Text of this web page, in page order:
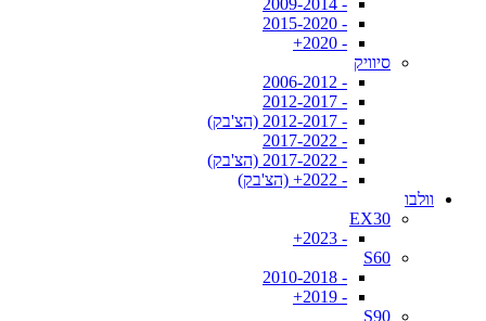
- 2009-2014
- 2015-2020
- 2020+
סיוויק
- 2006-2012
- 2012-2017
- 2012-2017 (הצ'בק)
- 2017-2022
- 2017-2022 (הצ'בק)
- 2022+ (הצ'בק)
וולבו
EX30
- 2023+
S60
- 2010-2018
- 2019+
S90